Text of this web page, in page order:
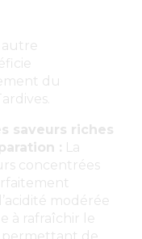
autre
du
saveurs riches
: La
concentrées
modérée
à rafraîchir le